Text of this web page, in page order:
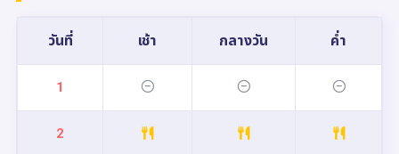
วันที่ เช้า กลางวัน ค่ำ
1
2